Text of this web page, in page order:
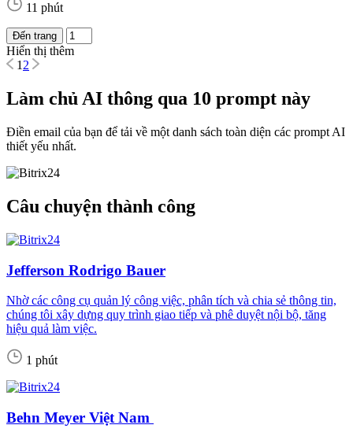
11 phút
Đến trang
Hiển thị thêm
1 2
Làm chủ AI thông qua 10 prompt này
Điền email của bạn để tải về một danh sách toàn diện các prompt AI
thiết yếu nhất.
Câu chuyện thành công
Jefferson Rodrigo Bauer
Nhờ các công cụ quản lý công việc, phân tích và chia sẻ thông tin,
chúng tôi xây dựng quy trình giao tiếp và phê duyệt nội bộ, tăng
hiệu quả làm việc.
1 phút
Behn Meyer Việt Nam